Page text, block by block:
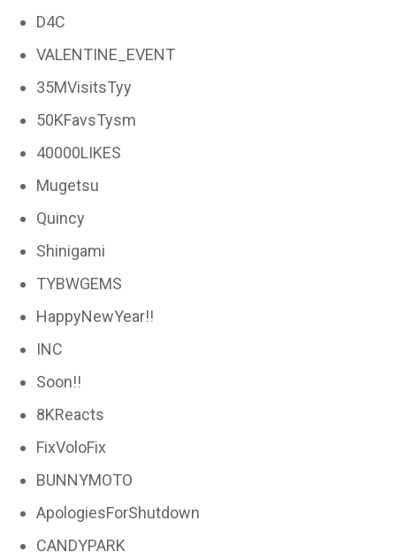
D4C
VALENTINE_EVENT
35MVisitsTyy
50KFavsTysm
40000LIKES
Mugetsu
Quincy
Shinigami
TYBWGEMS
HappyNewYear!!
INC
Soon!!
8KReacts
FixVoloFix
BUNNYMOTO
ApologiesForShutdown
CANDYPARK